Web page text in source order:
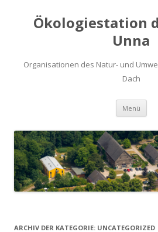
Ökologiestation
Unna
Organisationen des Natur- und
Dach
Menü Zum
ARCHIV DER KATEGORIE: UNCATEGORIZED